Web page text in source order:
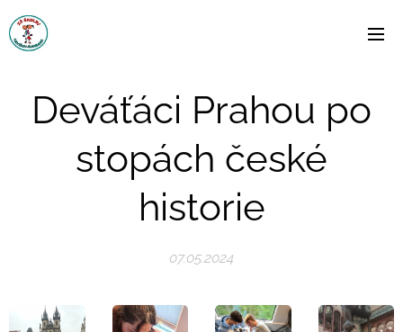
Deváťáci Prahou po
stopách české
historie
07.05.2024